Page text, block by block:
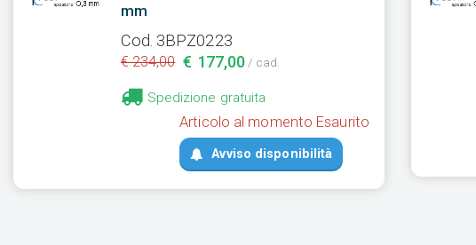
mm
Cod. 3BPZ0223
€ 234,00 € 177,00/ cad.
Spedizione gratuita
Articolo al momento Esaurito
Avviso disponibilità